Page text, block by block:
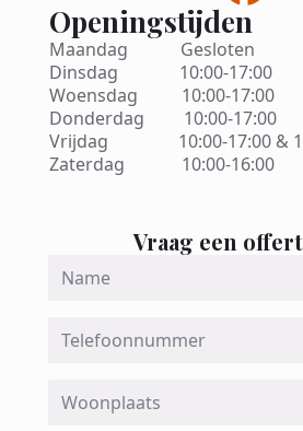
Openingstijden
Maandag Gesloten
Dinsdag 10:00-17:00
Woensdag 10:00-17:00
Donderdag 10:00-17:00
Vrijdag 10:00-17:00 &
Zaterdag 10:00-16:00
Vraag een